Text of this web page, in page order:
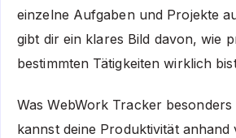
einzelne Aufgaben und Projekte
gibt dir ein klares Bild davon, wie
bestimmten Tätigkeiten wirklich
Was WebWork Tracker
kannst deine Produktivität anhand